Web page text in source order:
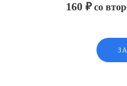
160 ₽со